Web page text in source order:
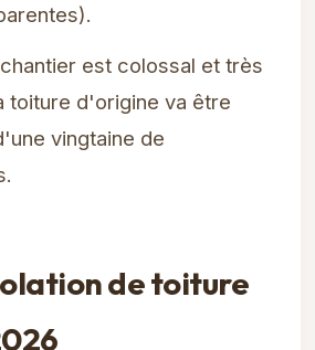
est colossal et très
toiture d'origine va être
vingtaine de
de toiture